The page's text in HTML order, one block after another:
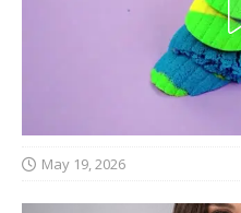
May 19, 2026